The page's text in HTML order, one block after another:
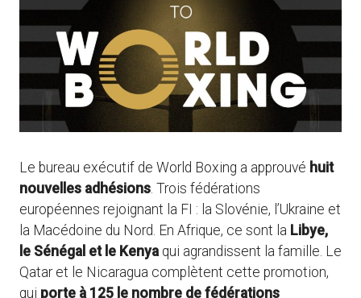
Le bureau exécutif de World Boxing a approuvé huit
nouvelles adhésions . Trois fédérations
européennes rejoignant la FI : la Slovénie, l’Ukraine et
la Macédoine du Nord. En Afrique, ce sont la Libye,
le Sénégal et le Kenya qui agrandissent la famille. Le
Qatar et le Nicaragua complètent cette promotion,
qui porte à 125 le nombre de fédérations